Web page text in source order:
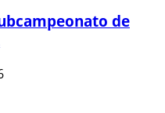
de